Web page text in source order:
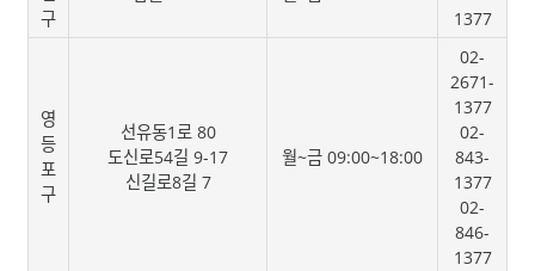
구
1377
영
등
포
구
선유동1로 80
도신로54길 9-17
신길로8길 7
월~금 09:00~18:00
02-
2671-
1377
02-
843-
1377
02-
846-
1377